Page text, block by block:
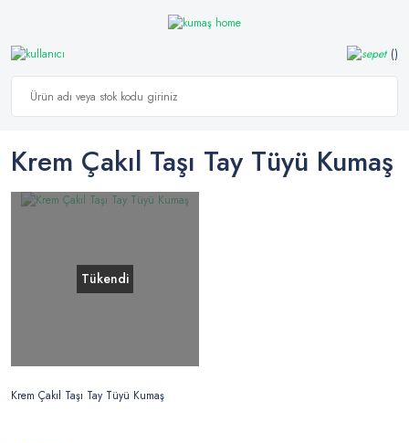
Krem Çakıl Taşı Tay Tüyü Kumaş
Tükendi
Krem Çakıl Taşı Tay Tüyü Kumaş